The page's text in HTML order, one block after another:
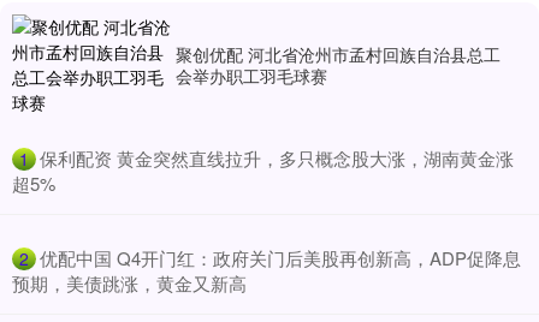
聚创优配 河北省沧州市孟村回族自治县总工
会举办职工羽毛球赛
1 ​保利配资 黄金突然直线拉升，多只概念股大涨，湖南黄金涨
超5%
2 ​优配中国 Q4开门红：政府关门后美股再创新高，ADP促降息
预期，美债跳涨，黄金又新高